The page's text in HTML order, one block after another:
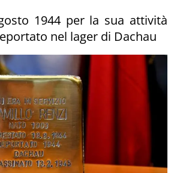
1944 per la sua attività
nel lager di Dachau